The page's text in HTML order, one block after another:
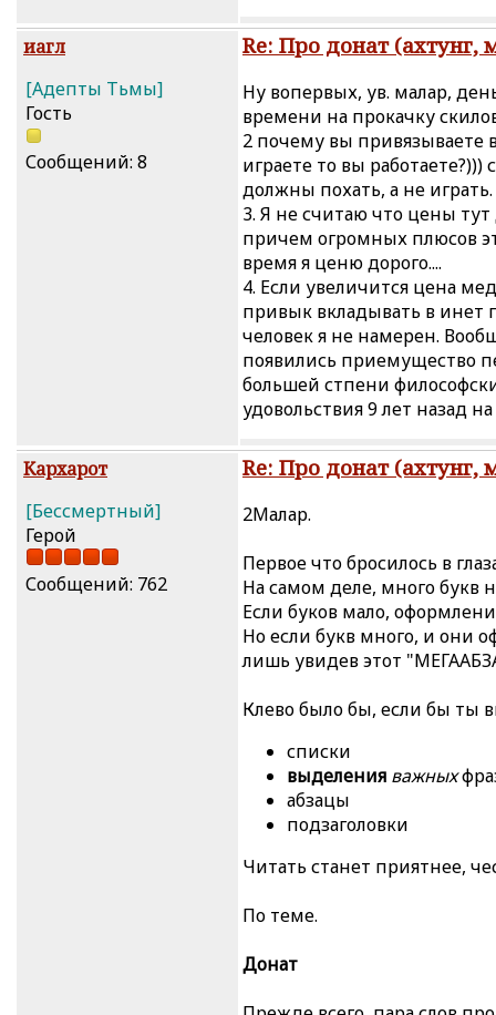
иагл
[Адепты Тьмы]
Гость
Сообщений: 8
Re: Про донат (ахтунг,
Ну вопервых, ув. малар,
времени на прокачку
2 почему вы привязываете
играете то вы
должны похать, а не играть.
3. Я не считаю что цены
причем огромных плюсов
время я ценю дорого....
4. Если увеличится цена
привык вкладывать в инет
человек я не намерен.
появились приемущество
большей стпени
удовольствия 9 лет назад
Кархарот
[Бессмертный]
Герой
Сообщений: 762
Re: Про донат (ахтунг,
2Малар.
Первое что бросилось в
На самом деле, много букв
Если буков мало,
Но если букв много, и они
лишь увидев этот
Клево было бы, если бы ты
списки
выделения важных
абзацы
подзаголовки
Читать станет приятнее,
По теме.
Донат